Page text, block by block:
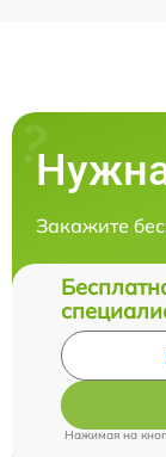
Закажите
Нажимая на